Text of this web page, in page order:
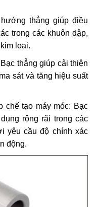
thẳng giúp điều
trong các khuôn dập,
loại.
thẳng giúp cải thiện
sát và tăng hiệu suất
chế tạo máy móc: Bạc
rộng rãi trong các
yêu cầu độ chính xác
động.